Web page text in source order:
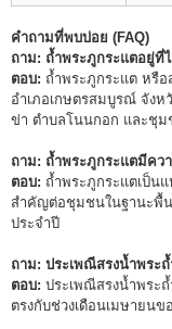
คำถามที่พบบ่อย (FAQ)
ถาม: ถ้ำพระภูกระแตอยู่ที่
ตอบ: ถ้ำพระภูกระแต หรื
อำเภอเกษตรสมบูรณ์ จัง
ข่า ตำบลโนนกอก และชุม
ถาม: ถ้ำพระภูกระแตมีคว
ตอบ: ถ้ำพระภูกระแตเป็น
สำคัญต่อชุมชนในฐานะพื้
ประจำปี
ถาม: ประเพณีสรงน้ำพระ
ตอบ: ประเพณีสรงน้ำพระ
ตรงกับช่วงเดือนเมษายน